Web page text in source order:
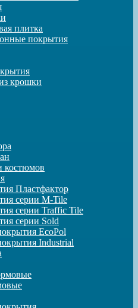
плитка
покрытия
крошки
костюмов
Пластфактор
серии M-Tile
серии Traffic Tile
серии Sold
EcoPol
Industrial